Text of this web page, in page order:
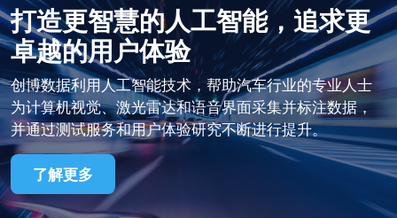
打造更智慧的人工智能，追求更
卓越的用户体验
创博数据利用人工智能技术，帮助汽车行业的专业人士
为计算机视觉、激光雷达和语音界面采集并标注数据，
并通过测试服务和用户体验研究不断进行提升。
了解更多